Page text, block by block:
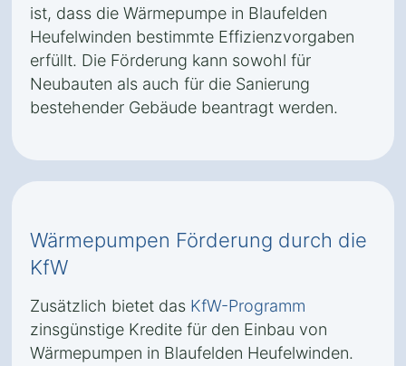
ist, dass die Wärmepumpe in Blaufelden
Heufelwinden bestimmte Effizienzvorgaben
erfüllt. Die Förderung kann sowohl für
Neubauten als auch für die Sanierung
bestehender Gebäude beantragt werden.
Wärmepumpen Förderung durch die
KfW
Zusätzlich bietet das KfW-Programm
zinsgünstige Kredite für den Einbau von
Wärmepumpen in Blaufelden Heufelwinden.